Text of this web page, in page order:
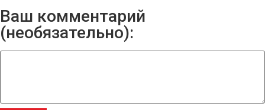
Ваш комментарий
(необязательно):